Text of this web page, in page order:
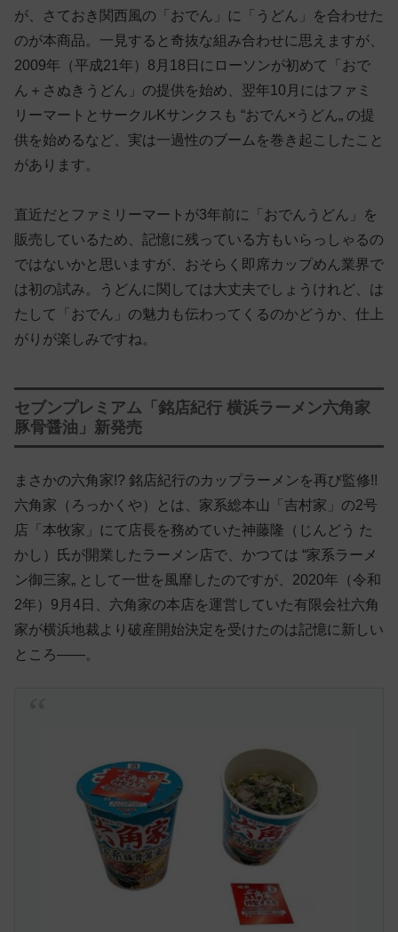
が、さておき関西風の「おでん」に「うどん」を合わせた
のが本商品。一見すると奇抜な組み合わせに思えますが、
2009年（平成21年）8月18日にローソンが初めて「おで
ん＋さぬきうどん」の提供を始め、翌年10月にはファミ
リーマートとサークルKサンクスも “おでん×うどん„ の提
供を始めるなど、実は一過性のブームを巻き起こしたこと
があります。
直近だとファミリーマートが3年前に「おでんうどん」を
販売しているため、記憶に残っている方もいらっしゃるの
ではないかと思いますが、おそらく即席カップめん業界で
は初の試み。うどんに関しては大丈夫でしょうけれど、は
たして「おでん」の魅力も伝わってくるのかどうか、仕上
がりが楽しみですね。
セブンプレミアム「銘店紀行 横浜ラーメン六角家
豚骨醤油」新発売
まさかの六角家!? 銘店紀行のカップラーメンを再び監修!!
六角家（ろっかくや）とは、家系総本山「吉村家」の2号
店「本牧家」にて店長を務めていた神藤隆（じんどう た
かし）氏が開業したラーメン店で、かつては “家系ラーメ
ン御三家„ として一世を風靡したのですが、2020年（令和
2年）9月4日、六角家の本店を運営していた有限会社六角
家が横浜地裁より破産開始決定を受けたのは記憶に新しい
ところ——。